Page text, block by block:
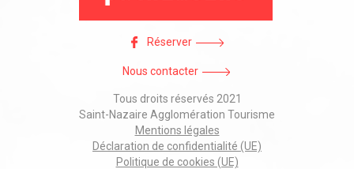
Réserver
Nous contacter
Tous droits réservés 2021
Saint-Nazaire Agglomération Tourisme
Mentions légales
Déclaration de confidentialité (UE)
Politique de cookies (UE)